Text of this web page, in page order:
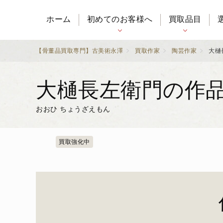
ホーム 初めてのお客様へ 買取品目
【骨董品買取専門】古美術永澤 買取作家 陶芸作家 大樋
大樋長左衛門の作
おおひ ちょうざえもん
買取強化中